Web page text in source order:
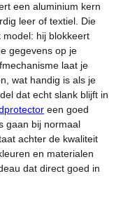
een aluminium kern
leer of textiel. Die
hij blokkeert
gegevens op je
laat je
wat handig is als je
dat echt slank blijft in
een goed
gaan bij normaal
achter de kwaliteit
en materialen
dat direct goed in